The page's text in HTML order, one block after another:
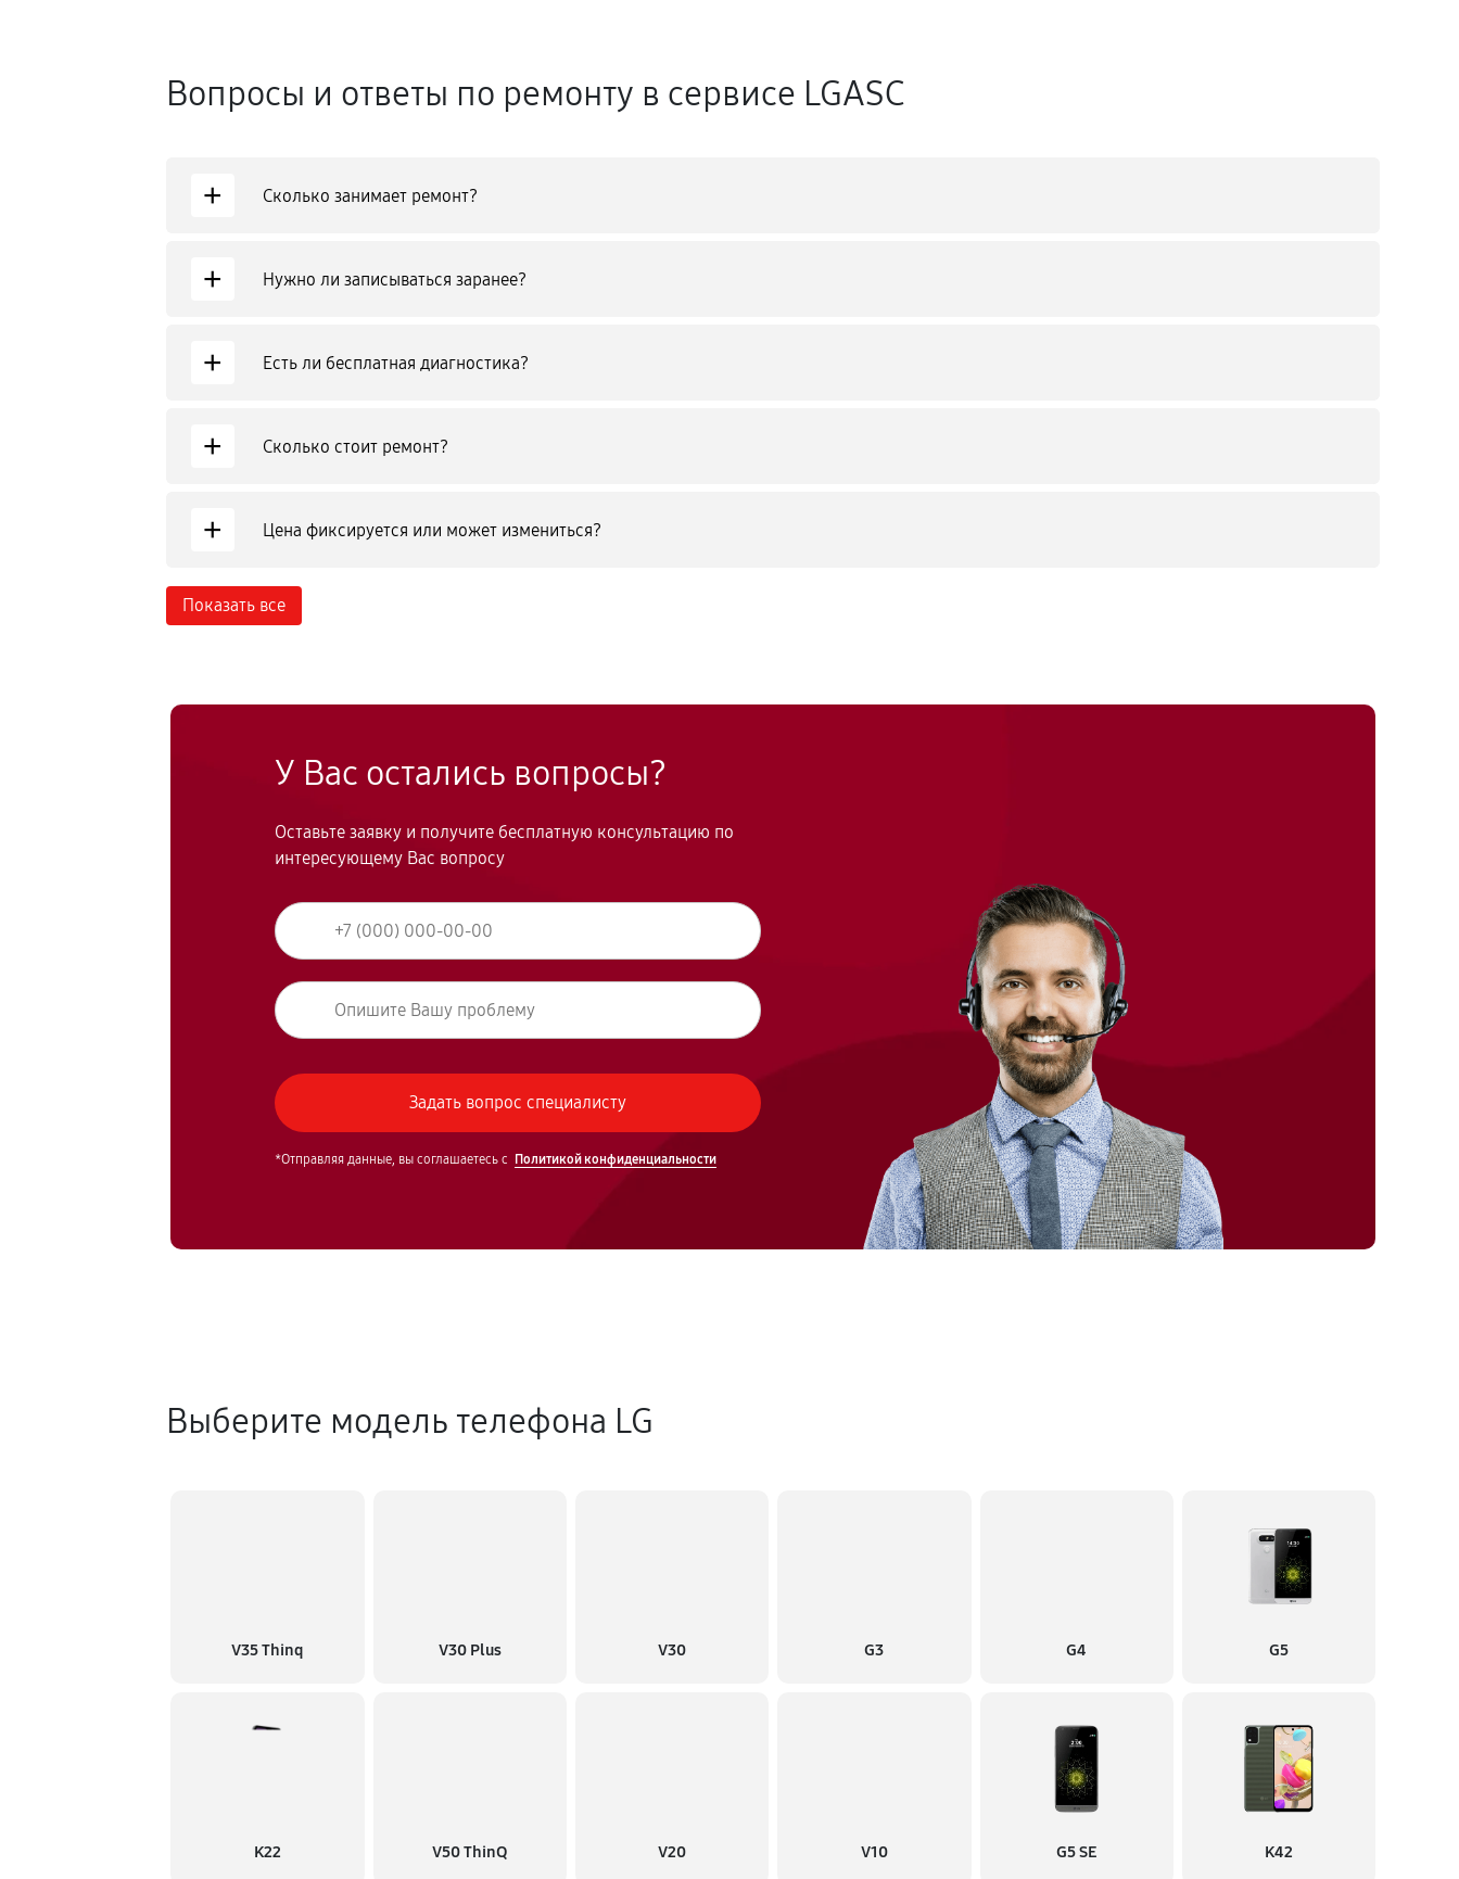
Вопросы и ответы по ремонту в сервисе LGASC
+ Сколько занимает ремонт?
+ Нужно ли записываться заранее?
+ Есть ли бесплатная диагностика?
+ Сколько стоит ремонт?
+ Цена фиксируется или может измениться?
Показать все
У Вас остались вопросы?
Оставьте заявку и получите бесплатную консультацию по
интересующему Вас вопросу
*Отправляя данные, вы соглашаетесь с Политикой конфиденциальности
Выберите модель телефона LG
V35 Thinq V30 Plus V30 G3 G4 G5
K22 V50 ThinQ V20 V10 G5 SE K42